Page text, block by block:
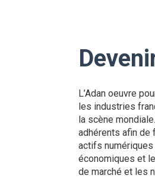
L’Adan oeuvre
les industries
la scène
adhérents afin de
actifs
économiques et
de marché et les